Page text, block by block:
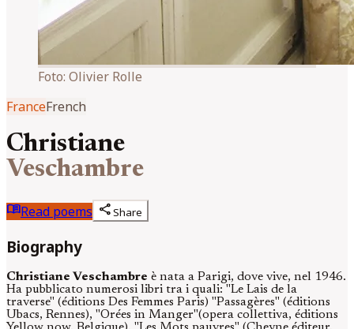
Foto: Olivier Rolle
FranceFrench
Christiane
Veschambre
menu_bookRead poems shareShare
Biography
Christiane Veschambre è nata a Parigi, dove vive, nel 1946.
Ha pubblicato numerosi libri tra i quali: "Le Lais de la
traverse" (éditions Des Femmes Paris) "Passagères" (éditions
Ubacs, Rennes), "Orées in Manger"(opera collettiva, éditions